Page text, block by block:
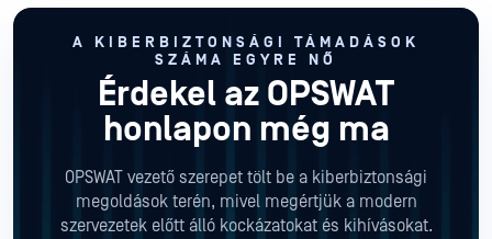
A KIBERBIZTONSÁGI TÁMADÁSOK
SZÁMA EGYRE NŐ
Érdekel az OPSWAT
honlapon még ma
OPSWAT vezető szerepet tölt be a kiberbiztonsági
megoldások terén, mivel megértjük a modern
szervezetek előtt álló kockázatokat és kihívásokat.